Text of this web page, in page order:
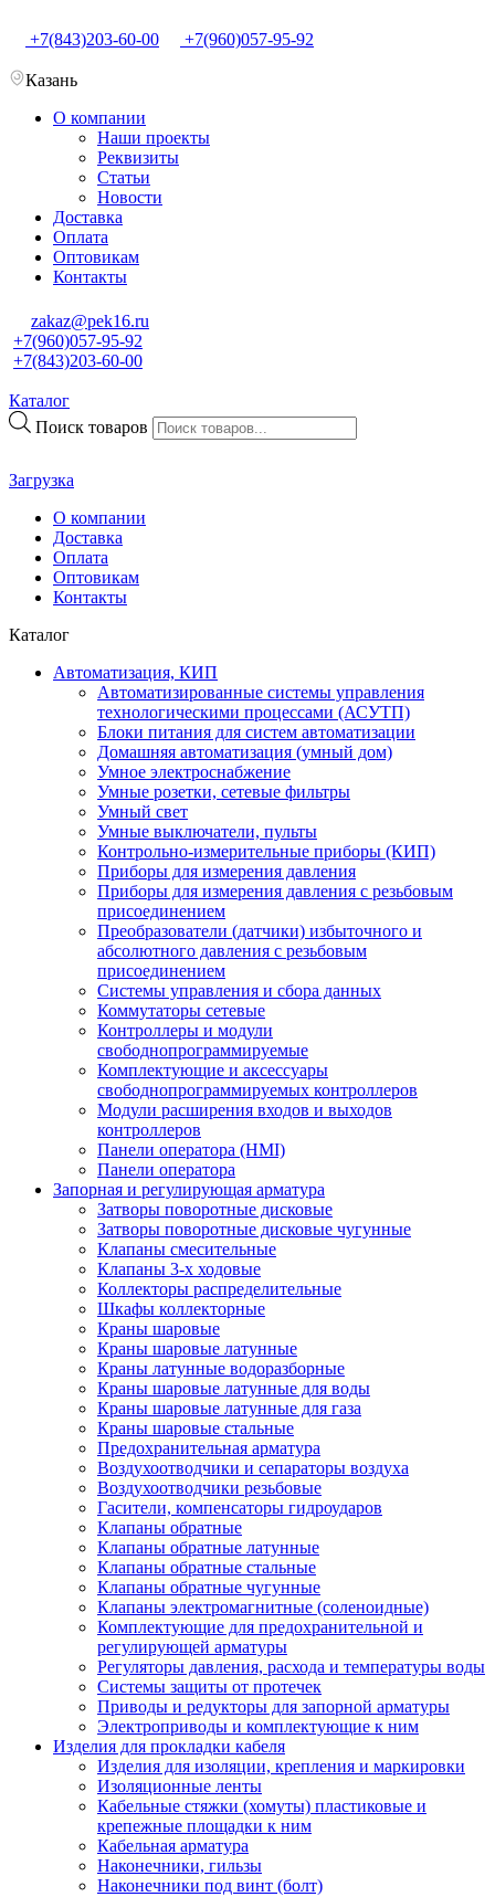
+7(843)203-60-00 +7(960)057-95-92
Казань
О компании
Наши проекты
Реквизиты
Статьи
Новости
Доставка
Оплата
Оптовикам
Контакты
zakaz@pek16.ru
+7(960)057-95-92
+7(843)203-60-00
Каталог
Поиск товаров
Загрузка
О компании
Доставка
Оплата
Оптовикам
Контакты
Каталог
Автоматизация, КИП
Автоматизированные системы управления
технологическими процессами (АСУТП)
Блоки питания для систем автоматизации
Домашняя автоматизация (умный дом)
Умное электроснабжение
Умные розетки, сетевые фильтры
Умный свет
Умные выключатели, пульты
Контрольно-измерительные приборы (КИП)
Приборы для измерения давления
Приборы для измерения давления с резьбовым
присоединением
Преобразователи (датчики) избыточного и
абсолютного давления с резьбовым
присоединением
Системы управления и сбора данных
Коммутаторы сетевые
Контроллеры и модули
свободнопрограммируемые
Комплектующие и аксессуары
свободнопрограммируемых контроллеров
Модули расширения входов и выходов
контроллеров
Панели оператора (HMI)
Панели оператора
Запорная и регулирующая арматура
Затворы поворотные дисковые
Затворы поворотные дисковые чугунные
Клапаны смесительные
Клапаны 3-х ходовые
Коллекторы распределительные
Шкафы коллекторные
Краны шаровые
Краны шаровые латунные
Краны латунные водоразборные
Краны шаровые латунные для воды
Краны шаровые латунные для газа
Краны шаровые стальные
Предохранительная арматура
Воздухоотводчики и сепараторы воздуха
Воздухоотводчики резьбовые
Гасители, компенсаторы гидроударов
Клапаны обратные
Клапаны обратные латунные
Клапаны обратные стальные
Клапаны обратные чугунные
Клапаны электромагнитные (соленоидные)
Комплектующие для предохранительной и
регулирующей арматуры
Регуляторы давления, расхода и температуры воды
Системы защиты от протечек
Приводы и редукторы для запорной арматуры
Электроприводы и комплектующие к ним
Изделия для прокладки кабеля
Изделия для изоляции, крепления и маркировки
Изоляционные ленты
Кабельные стяжки (хомуты) пластиковые и
крепежные площадки к ним
Кабельная арматура
Наконечники, гильзы
Наконечники под винт (болт)